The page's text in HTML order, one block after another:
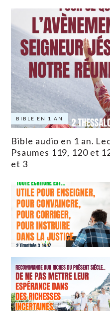
BIBLE EN 1 AN
Bible audio en 1 an.
Psaumes 119, 120 et
et 3